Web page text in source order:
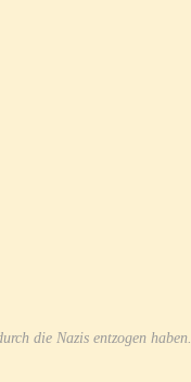
die Nazis entzogen haben.